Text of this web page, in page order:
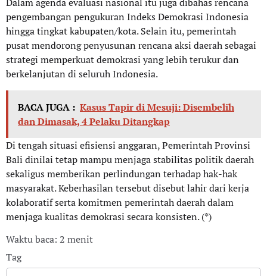
pengembangan pengukuran Indeks Demokrasi Indonesia
hingga tingkat kabupaten/kota. Selain itu, pemerintah
pusat mendorong penyusunan rencana aksi daerah sebagai
strategi memperkuat demokrasi yang lebih terukur dan
berkelanjutan di seluruh Indonesia.
BACA JUGA : Kasus Tapir di Mesuji: Disembelih
dan Dimasak, 4 Pelaku Ditangkap
Di tengah situasi efisiensi anggaran, Pemerintah Provinsi
Bali dinilai tetap mampu menjaga stabilitas politik daerah
sekaligus memberikan perlindungan terhadap hak-hak
masyarakat. Keberhasilan tersebut disebut lahir dari kerja
kolaboratif serta komitmen pemerintah daerah dalam
menjaga kualitas demokrasi secara konsisten. (*)
Waktu baca: 2 menit
Tag